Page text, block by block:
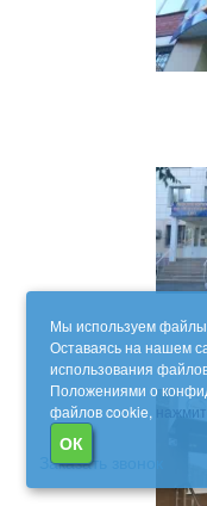
Заказать звонок
Мы используем
Оставаясь на нашем
использования
Положениями о
файлов cookie,
ОК